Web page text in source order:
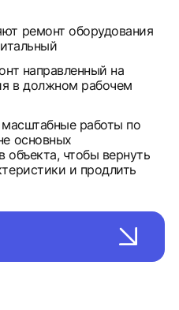
ремонт оборудования
направленный на
в должном рабочем
работы по
основных
объекта, чтобы вернуть
и продлить